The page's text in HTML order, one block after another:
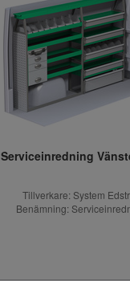
Serviceinredning
Tillverkare: System
Benämning: